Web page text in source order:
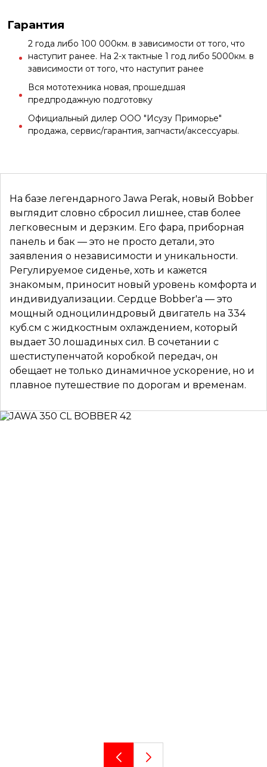
Гарантия
2 года либо 100 000км. в зависимости от того, что
наступит ранее. На 2-х тактные 1 год либо 5000км. в
зависимости от того, что наступит ранее
Вся мототехника новая, прошедшая
предпродажную подготовку
Официальный дилер ООО "Исузу Приморье"
продажа, сервис/гарантия, запчасти/аксессуары.
На базе легендарного Jawa Perak, новый Bobber
выглядит словно сбросил лишнее, став более
легковесным и дерзким. Его фара, приборная
панель и бак — это не просто детали, это
заявления о независимости и уникальности.
Регулируемое сиденье, хоть и кажется
знакомым, приносит новый уровень комфорта и
индивидуализации. Сердце Bobber'a — это
мощный одноцилиндровый двигатель на 334
куб.см с жидкостным охлаждением, который
выдает 30 лошадиных сил. В сочетании с
шестиступенчатой коробкой передач, он
обещает не только динамичное ускорение, но и
плавное путешествие по дорогам и временам.